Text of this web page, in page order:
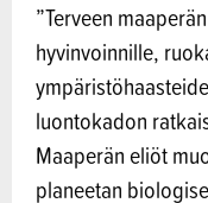
”Terveen
hyvinvoinnille,
luontokadon
Maaperän eliöt
planeetan